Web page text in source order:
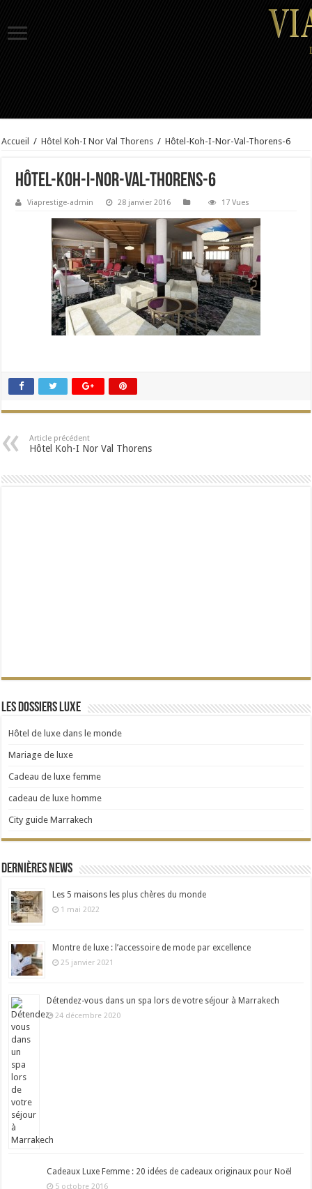
Accueil / Hôtel Koh-I Nor Val Thorens / Hôtel-Koh-I-Nor-Val-Thorens-6
Hôtel-Koh-I-Nor-Val-Thorens-6
Viaprestige-admin 28 janvier 2016 17 Vues
Article précédent
Hôtel Koh-I Nor Val Thorens
Les dossiers Luxe
Hôtel de luxe dans le monde
Mariage de luxe
Cadeau de luxe femme
cadeau de luxe homme
City guide Marrakech
Dernières news
Les 5 maisons les plus chères du monde
1 mai 2022
Montre de luxe : l’accessoire de mode par excellence
25 janvier 2021
Détendez-vous dans un spa lors de votre séjour à Marrakech
24 décembre 2020
Cadeaux Luxe Femme : 20 idées de cadeaux originaux pour Noël
5 octobre 2016